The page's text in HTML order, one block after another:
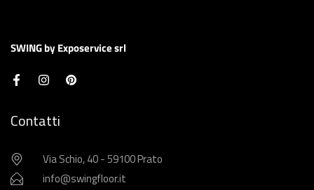
SWING by Exposervice srl
Contatti
Via Schio, 40 - 59100 Prato
info@swingfloor.it